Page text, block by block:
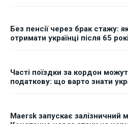
Без пенсії через брак стажу:
отримати українці після 65
Часті поїздки за кордон
податкову: що варто знати
Maersk запускає залізничний